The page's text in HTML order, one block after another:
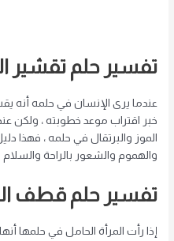
تفسير حلم تقشير
عندما يرى الإنسان في حلمه أنه
خبر اقتراب موعد خطوبته ، ولكن
الموز والبرتقال في حلمه ، فهذا
والهموم والشعور بالراحة والسلام
تفسير حلم قطف
إذا رأت المرأة الحامل في حلمها